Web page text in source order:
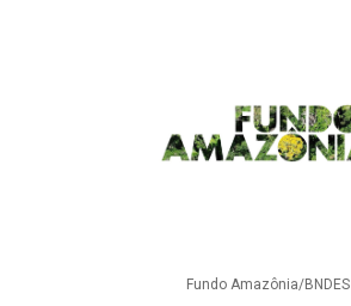
Fundo Amazônia/BNDES